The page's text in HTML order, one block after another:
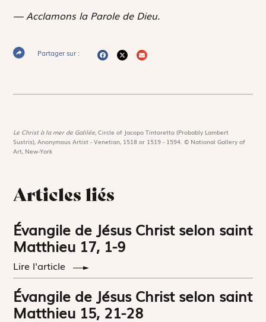
— Acclamons la Parole de Dieu.
Partager sur :
Le Christ à la mer de Galilée,Circle of Jacopo Tintoretto (Probably Lambert
Sustris), Anonymous Artist - Venetian, 1518 or 1519 - 1594. © National Gallery of
Art, New-York
Articles liés
Évangile de Jésus Christ selon saint
Matthieu 17, 1-9
Lire l'article
Évangile de Jésus Christ selon saint
Matthieu 15, 21-28